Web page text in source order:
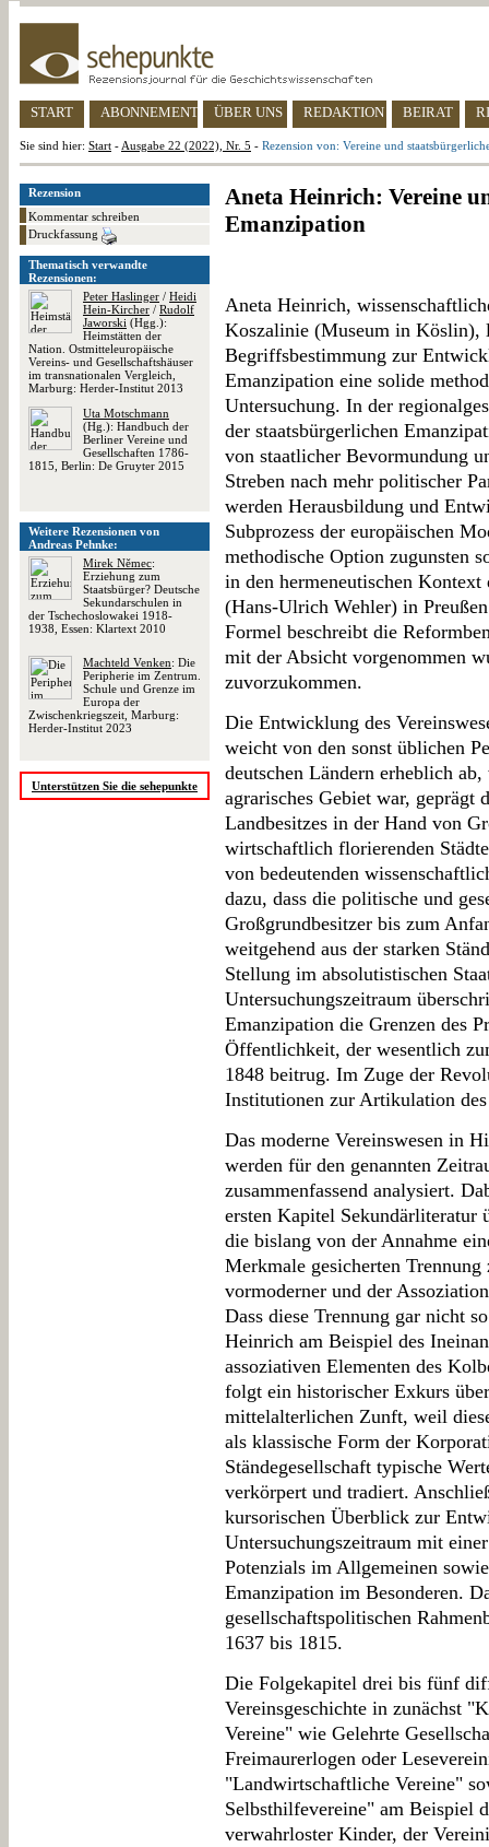
START ABONNEMENT ÜBER UNS REDAKTION BEIRAT
Sie sind hier: Start - Ausgabe 22 (2022), Nr. 5 - Rezension von: Vereine und
Rezension
Kommentar schreiben
Druckfassung
Thematisch verwandte
Rezensionen:
Peter Haslinger / Heidi
Hein-Kircher / Rudolf
Jaworski (Hgg.):
Heimstätten der
Nation. Ostmitteleuropäische
Vereins- und Gesellschaftshäuser
im transnationalen Vergleich,
Marburg: Herder-Institut 2013
Uta Motschmann
(Hg.): Handbuch der
Berliner Vereine und
Gesellschaften 1786-
1815, Berlin: De Gruyter 2015
Weitere Rezensionen von
Andreas Pehnke:
Mirek Němec:
Erziehung zum
Staatsbürger? Deutsche
Sekundarschulen in
der Tschechoslowakei 1918-
1938, Essen: Klartext 2010
Machteld Venken: Die
Peripherie im Zentrum.
Schule und Grenze im
Europa der
Zwischenkriegszeit, Marburg:
Herder-Institut 2023
Unterstützen Sie die sehepunkte
Aneta Heinrich: Vereine
Emanzipation
Aneta Heinrich,
Koszalinie (Museum in Köslin),
Begriffsbestimmung zur
Emanzipation eine solide
Untersuchung. In der
der staatsbürgerlichen
von staatlicher Bevormundung
Streben nach mehr politischer
werden Herausbildung und
Subprozess der europäischen
methodische Option zugunsten
in den hermeneutischen
(Hans-Ulrich Wehler) in
Formel beschreibt die
mit der Absicht vorgenommen
zuvorzukommen.
Die Entwicklung des
weicht von den sonst üblichen
deutschen Ländern erheblich
agrarisches Gebiet war, geprägt
Landbesitzes in der Hand von
wirtschaftlich florierenden
von bedeutenden
dazu, dass die politische und
Großgrundbesitzer bis zum
weitgehend aus der starken
Stellung im absolutistischen
Untersuchungszeitraum
Emanzipation die Grenzen des
Öffentlichkeit, der wesentlich
1848 beitrug. Im Zuge der
Institutionen zur Artikulation
Das moderne Vereinswesen in
werden für den genannten
zusammenfassend analysiert.
ersten Kapitel Sekundärliteratur
die bislang von der Annahme
Merkmale gesicherten
vormoderner und der
Dass diese Trennung gar nicht
Heinrich am Beispiel des
assoziativen Elementen des
folgt ein historischer Exkurs
mittelalterlichen Zunft, weil
als klassische Form der
Ständegesellschaft typische
verkörpert und tradiert.
kursorischen Überblick zur
Untersuchungszeitraum mit
Potenzials im Allgemeinen
Emanzipation im Besonderen.
gesellschaftspolitischen
1637 bis 1815.
Die Folgekapitel drei bis fünf
Vereinsgeschichte in zunächst
Vereine" wie Gelehrte
Freimaurerlogen oder
"Landwirtschaftliche Vereine"
Selbsthilfevereine" am Beispiel
verwahrloster Kinder, der